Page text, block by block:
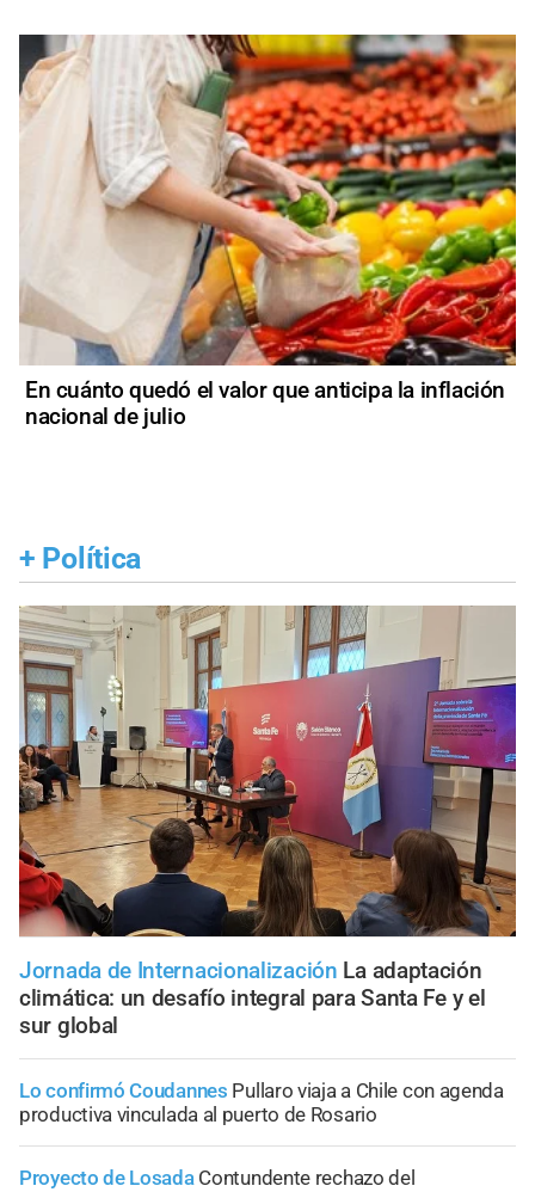
En cuánto quedó el valor que anticipa la inflación
nacional de julio
+ Política
Jornada de Internacionalización La adaptación
climática: un desafío integral para Santa Fe y el
sur global
Lo confirmó Coudannes Pullaro viaja a Chile con agenda
productiva vinculada al puerto de Rosario
Proyecto de Losada Contundente rechazo del